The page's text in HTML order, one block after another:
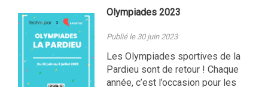
Olympiades 2023
Publié le 30 juin 2023
Les Olympiades sportives de la
Pardieu sont de retour ! Chaque
année, c’est l’occasion pour les